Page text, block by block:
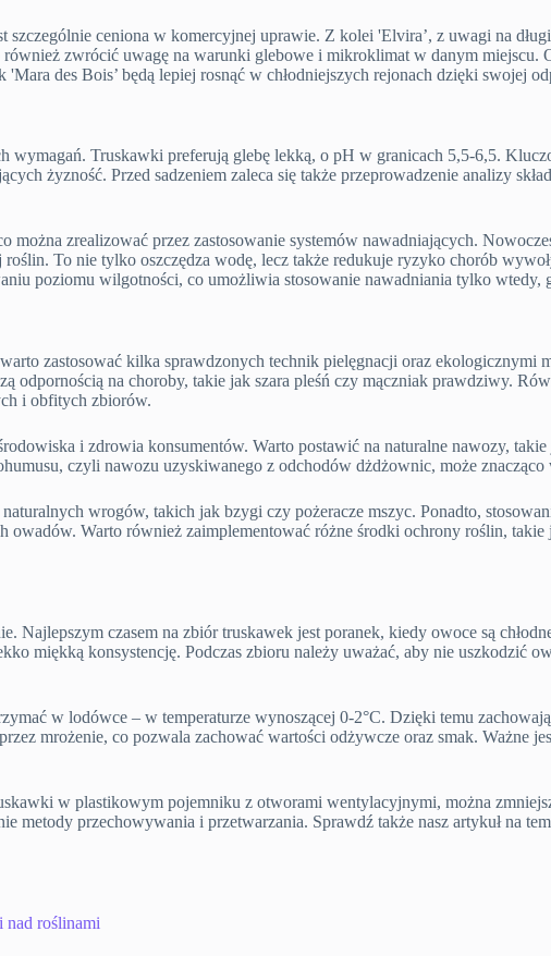
ceniona w komercyjnej uprawie. Z kolei 'Elvira’, z uwagi na
zwrócić uwagę na warunki glebowe i mikroklimat w danym miejscu.
des Bois’ będą lepiej rosnąć w chłodniejszych rejonach dzięki swojej
Truskawki preferują glebę lekką, o pH w granicach 5,5-6,5.
żyzność. Przed sadzeniem zaleca się także przeprowadzenie analizy
zrealizować przez zastosowanie systemów nawadniających.
To nie tylko oszczędza wodę, lecz także redukuje ryzyko chorób
poziomu wilgotności, co umożliwia stosowanie nawadniania tylko wtedy,
zastosować kilka sprawdzonych technik pielęgnacji oraz ekologicznymi
odpornością na choroby, takie jak szara pleśń czy mączniak prawdziwy.
i obfitych zbiorów.
i zdrowia konsumentów. Warto postawić na naturalne nawozy,
czyli nawozu uzyskiwanego z odchodów dżdżownic, może znacząco
wrogów, takich jak bzygi czy pożeracze mszyc. Ponadto,
owadów. Warto również zaimplementować różne środki ochrony roślin,
czasem na zbiór truskawek jest poranek, kiedy owoce są
miękką konsystencję. Podczas zbioru należy uważać, aby nie uszkodzić
w lodówce – w temperaturze wynoszącej 0-2°C. Dzięki temu
mrożenie, co pozwala zachować wartości odżywcze oraz smak. Ważne
w plastikowym pojemniku z otworami wentylacyjnymi, można
metody przechowywania i przetwarzania. Sprawdź także nasz artykuł na
nad roślinami